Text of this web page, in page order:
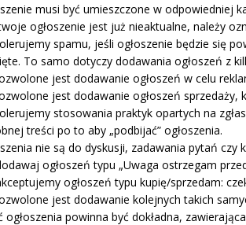
musi być umieszczone w odpowiedniej
ogłoszenie jest już nieaktualne, należy
spamu, jeśli ogłoszenie będzie się
To samo dotyczy dodawania ogłoszeń z
jest dodawanie ogłoszeń w celu
jest dodawanie ogłoszeń
stosowania praktyk opartych na
treści po to aby „podbijać” ogłoszenia.
nie są do dyskusji, zadawania pytań
ogłoszeń typu „Uwaga ostrzegam
ogłoszeń typu kupię/sprzedam:
jest dodawanie kolejnych takich
ogłoszenia powinna być dokładna,